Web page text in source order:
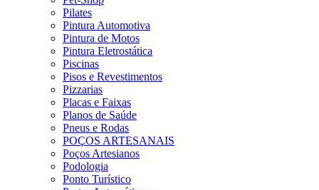
Pilates
Pintura Automotiva
Pintura de Motos
Pintura Eletrostática
Piscinas
Pisos e Revestimentos
Pizzarias
Placas e Faixas
Planos de Saúde
Pneus e Rodas
POÇOS ARTESANAIS
Poços Artesianos
Podologia
Ponto Turístico